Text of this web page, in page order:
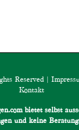
Reserved |
Kontakt
bietet selbst
und keine